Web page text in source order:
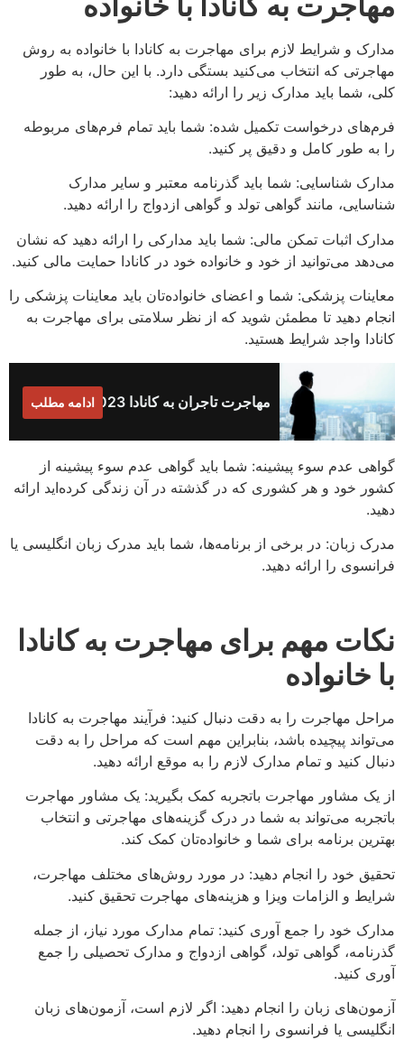
مدارک و شرایط لازم برای مهاجرت به کانادا با خانواده به روش
مهاجرتی که انتخاب می‌کنید بستگی دارد. با این حال، به طور
کلی، شما باید مدارک زیر را ارائه دهید:
فرم‌های درخواست تکمیل شده: شما باید تمام فرم‌های مربوطه
را به طور کامل و دقیق پر کنید.
مدارک شناسایی: شما باید گذرنامه معتبر و سایر مدارک
شناسایی، مانند گواهی تولد و گواهی ازدواج را ارائه دهید.
مدارک اثبات تمکن مالی: شما باید مدارکی را ارائه دهید که نشان
می‌دهد می‌توانید از خود و خانواده خود در کانادا حمایت مالی کنید.
معاینات پزشکی: شما و اعضای خانواده‌تان باید معاینات پزشکی را
انجام دهید تا مطمئن شوید که از نظر سلامتی برای مهاجرت به
کانادا واجد شرایط هستید.
مهاجرت تاجران به کانادا 2023 ادامه مطلب
گواهی عدم سوء پیشینه: شما باید گواهی عدم سوء پیشینه از
کشور خود و هر کشوری که در گذشته در آن زندگی کرده‌اید ارائه
دهید.
مدرک زبان: در برخی از برنامه‌ها، شما باید مدرک زبان انگلیسی یا
فرانسوی را ارائه دهید.
نکات مهم برای مهاجرت به کانادا
با خانواده
مراحل مهاجرت را به دقت دنبال کنید: فرآیند مهاجرت به کانادا
می‌تواند پیچیده باشد، بنابراین مهم است که مراحل را به دقت
دنبال کنید و تمام مدارک لازم را به موقع ارائه دهید.
از یک مشاور مهاجرت باتجربه کمک بگیرید: یک مشاور مهاجرت
باتجربه می‌تواند به شما در درک گزینه‌های مهاجرتی و انتخاب
بهترین برنامه برای شما و خانواده‌تان کمک کند.
تحقیق خود را انجام دهید: در مورد روش‌های مختلف مهاجرت،
شرایط و الزامات ویزا و هزینه‌های مهاجرت تحقیق کنید.
مدارک خود را جمع آوری کنید: تمام مدارک مورد نیاز، از جمله
گذرنامه، گواهی تولد، گواهی ازدواج و مدارک تحصیلی را جمع
آوری کنید.
آزمون‌های زبان را انجام دهید: اگر لازم است، آزمون‌های زبان
انگلیسی یا فرانسوی را انجام دهید.